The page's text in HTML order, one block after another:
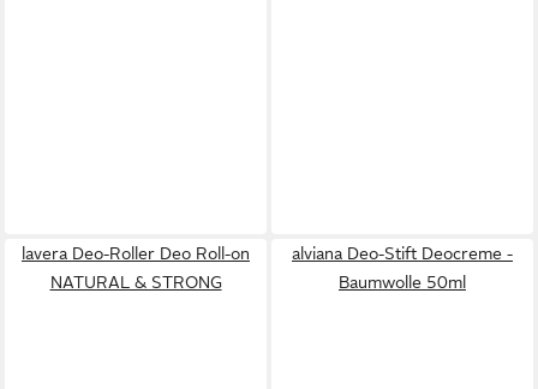
lavera Deo-Roller Deo Roll-on
NATURAL & STRONG
alviana Deo-Stift Deocreme -
Baumwolle 50ml